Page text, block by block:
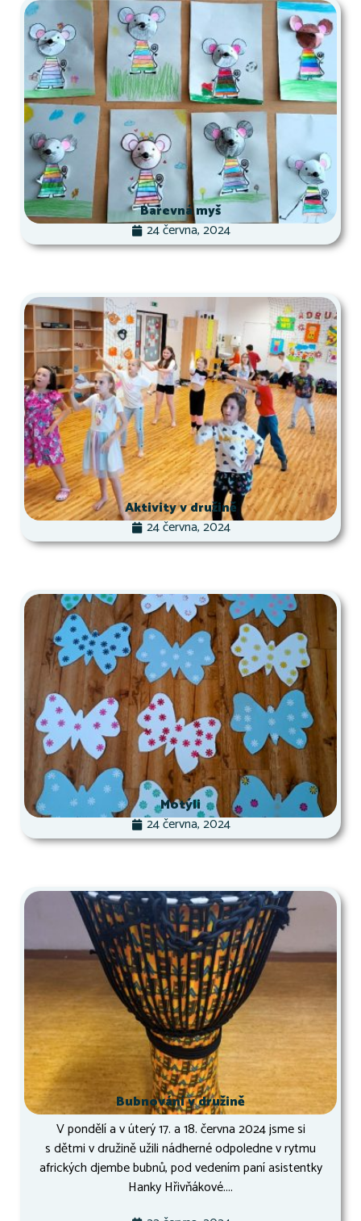
Barevná myš
24 června, 2024
Aktivity v družině
24 června, 2024
Motýli
24 června, 2024
Bubnování v družině
V pondělí a v úterý 17. a 18. června 2024 jsme si
s dětmi v družině užili nádherné odpoledne v rytmu
afrických djembe bubnů, pod vedením paní asistentky
Hanky Hřivňákové....